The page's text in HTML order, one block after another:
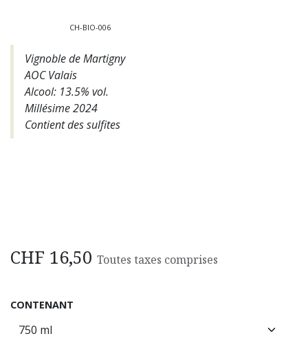
CH-BIO-006
Vignoble de Martigny
AOC Valais
Alcool: 13.5% vol.
Millésime 2024
Contient des sulfites
CHF 16,50 Toutes taxes comprises
CONTENANT